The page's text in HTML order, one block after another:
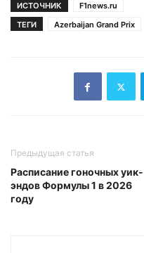
ИСТОЧНИК
F1news.ru
ТЕГИ
Azerbaijan Grand Prix
Предыдущая статья
Расписание гоночных уик-
эндов Формулы 1 в 2026
году